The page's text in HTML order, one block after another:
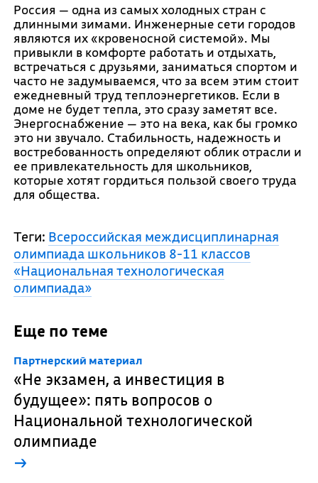
Россия — одна из самых холодных стран с
длинными зимами. Инженерные сети городов
являются их «кровеносной системой». Мы
привыкли в комфорте работать и отдыхать,
встречаться с друзьями, заниматься спортом и
часто не задумываемся, что за всем этим стоит
ежедневный труд теплоэнергетиков. Если в
доме не будет тепла, это сразу заметят все.
Энергоснабжение — это на века, как бы громко
это ни звучало. Стабильность, надежность и
востребованность определяют облик отрасли и
ее привлекательность для школьников,
которые хотят гордиться пользой своего труда
для общества.
Теги: Всероссийская междисциплинарная
олимпиада школьников 8-11 классов
«Национальная технологическая
олимпиада»
Еще по теме
Партнерский материал
«Не экзамен, а инвестиция в
будущее»: пять вопросов о
Национальной технологической
олимпиаде
→